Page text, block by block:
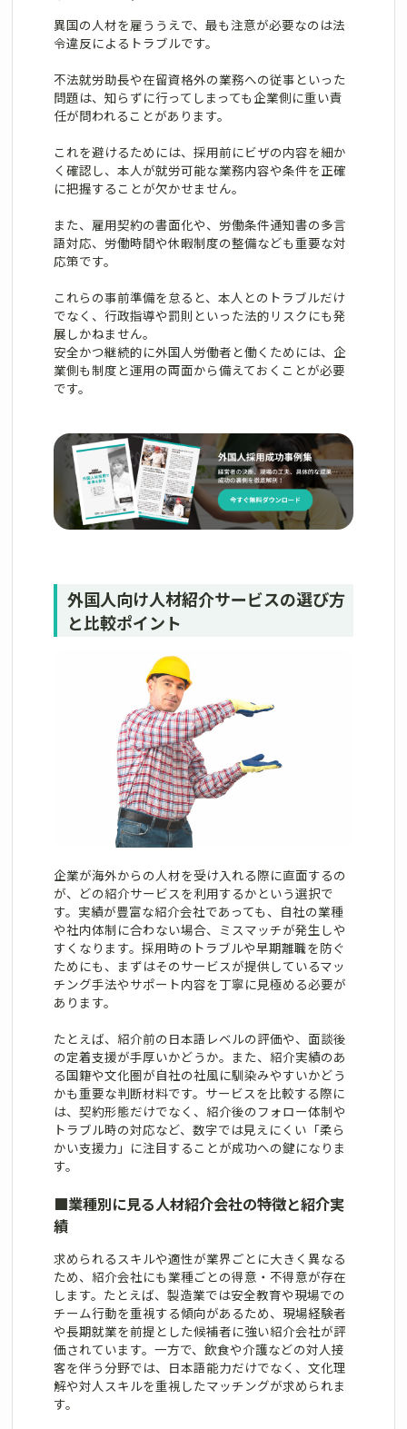
異国の人材を雇ううえで、最も注意が必要なのは法
令違反によるトラブルです。
不法就労助長や在留資格外の業務への従事といった
問題は、知らずに行ってしまっても企業側に重い責
任が問われることがあります。
これを避けるためには、採用前にビザの内容を細か
く確認し、本人が就労可能な業務内容や条件を正確
に把握することが欠かせません。
また、雇用契約の書面化や、労働条件通知書の多言
語対応、労働時間や休暇制度の整備なども重要な対
応策です。
これらの事前準備を怠ると、本人とのトラブルだけ
でなく、行政指導や罰則といった法的リスクにも発
展しかねません。
安全かつ継続的に外国人労働者と働くためには、企
業側も制度と運用の両面から備えておくことが必要
です。
外国人向け人材紹介サービスの選び方
と比較ポイント
企業が海外からの人材を受け入れる際に直面するの
が、どの紹介サービスを利用するかという選択で
す。実績が豊富な紹介会社であっても、自社の業種
や社内体制に合わない場合、ミスマッチが発生しや
すくなります。採用時のトラブルや早期離職を防ぐ
ためにも、まずはそのサービスが提供しているマッ
チング手法やサポート内容を丁寧に見極める必要が
あります。
たとえば、紹介前の日本語レベルの評価や、面談後
の定着支援が手厚いかどうか。また、紹介実績のあ
る国籍や文化圏が自社の社風に馴染みやすいかどう
かも重要な判断材料です。サービスを比較する際に
は、契約形態だけでなく、紹介後のフォロー体制や
トラブル時の対応など、数字では見えにくい「柔ら
かい支援力」に注目することが成功への鍵になりま
す。
■業種別に見る人材紹介会社の特徴と紹介実
績
求められるスキルや適性が業界ごとに大きく異なる
ため、紹介会社にも業種ごとの得意・不得意が存在
します。たとえば、製造業では安全教育や現場での
チーム行動を重視する傾向があるため、現場経験者
や長期就業を前提とした候補者に強い紹介会社が評
価されています。一方で、飲食や介護などの対人接
客を伴う分野では、日本語能力だけでなく、文化理
解や対人スキルを重視したマッチングが求められま
す。